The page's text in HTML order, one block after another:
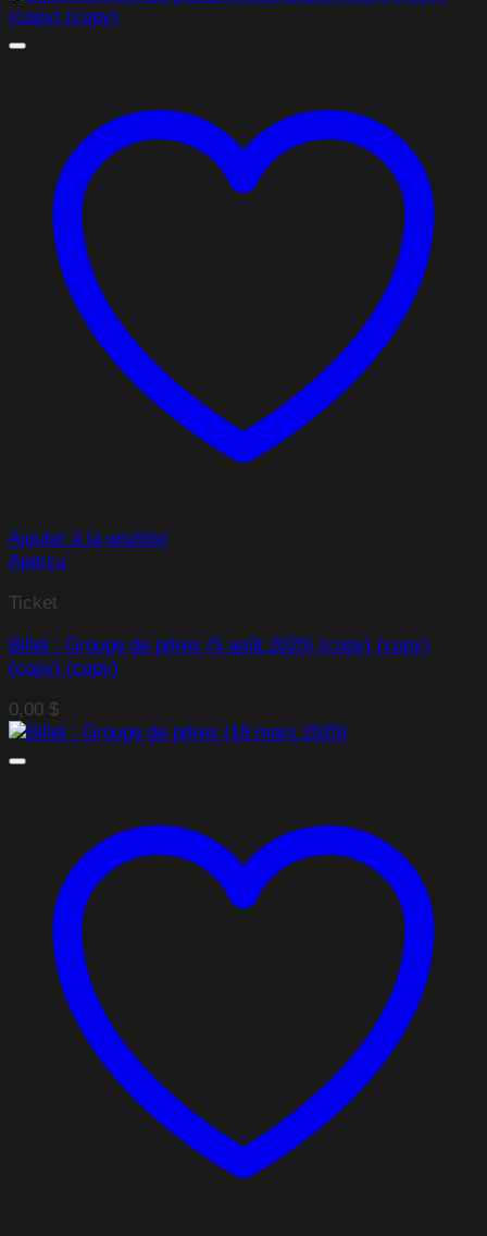
Ajouter à la wishlist
Aperçu
Ticket
Billet : Groupe de pères (5 août 2025) (copy) (copy)
(copy) (copy)
0,00 $